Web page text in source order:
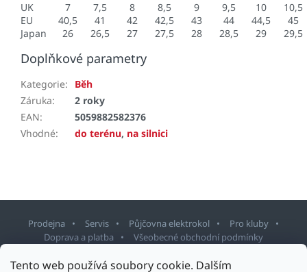
Tento web používá soubory cookie. Dalším
UK 7 7,5 8 8,5 9 9,5 10
10,5
EU
40,5 41 42 42,5 43 44 44,5
45
Japan
26 26,5 27 27,5 28 28,5 29 29,5
Doplňkové parametry
Kategorie:
Běh
Záruka:
2 roky
EAN:
5059882582376
Vhodné: do terénu, na silnici
Prodejna Servis Půjčovna elektrokol
Pro kluby
Doprava a platba
Všeobecné obchodní podmínky